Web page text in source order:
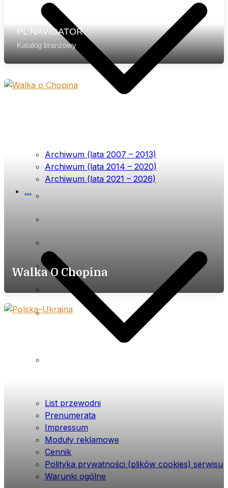
Moduły reklamowe
Cennik
Polityka prywatności (plików
cookies) serwisu
Archiwum (lata 2007 – 2013)
Archiwum (lata 2014 – 2020)
Archiwum (lata 2021 – 2026)
…
List przewodni
Prenumerata
Impressum
Moduły reklamowe
Cennik
Polityka prywatności (plików cookies) serwisu
Warunki ogólne
PL NAVIGATOR
Katalog branżowy
Walka O Chopina